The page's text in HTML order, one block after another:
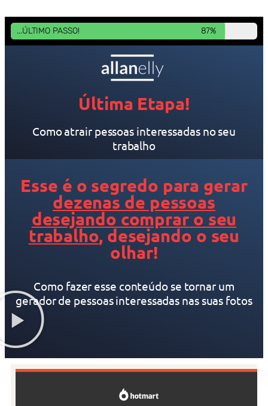
...ÚLTIMO PASSO! 87%
Última Etapa!
Como atrair pessoas interessadas no seu
trabalho
Esse é o segredo para gerar
dezenas de pessoas
desejando comprar o seu
trabalho, desejando o seu
olhar!​
Como fazer esse conteúdo se tornar um
gerador de pessoas interessadas nas suas fotos